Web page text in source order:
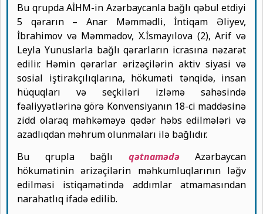
Bu qrupda AİHM-in Azərbaycanla bağlı qəbul etdiyi
5 qərarın – Anar Məmmədli, İntiqam Əliyev,
İbrahimov və Məmmədov, X.İsmayılova (2), Arif və
Leyla Yunuslarla bağlı qərarların icrasına nəzarət
edilir. Həmin qərarlar ərizəçilərin aktiv siyasi və
sosial iştirakçılıqlarına, hökuməti tənqidə, insan
hüquqları və seçkiləri izləmə sahəsində
fəaliyyətlərinə görə Konvensiyanın 18-ci maddəsinə
zidd olaraq məhkəməyə qədər həbs edilmələri və
azadlıqdan məhrum olunmaları ilə bağlıdır.
Bu qrupla bağlı qətnamədəAzərbaycan
hökumətinin ərizəçilərin məhkumluqlarının ləğv
edilməsi istiqamətində addımlar atmamasından
narahatlıq ifadə edilib.